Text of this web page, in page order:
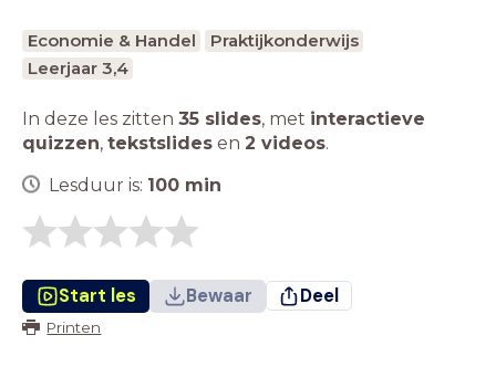
Economie & Handel
Praktijkonderwijs
Leerjaar 3,4
In deze les zitten 35 slides, met interactieve
quizzen, tekstslides en 2 videos.
Lesduur is: 100 min
Start les Bewaar Deel
Printen